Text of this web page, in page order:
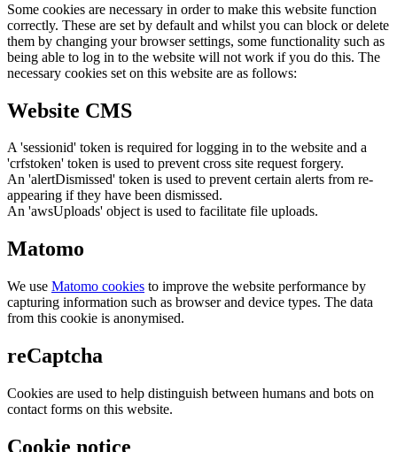
Some cookies are necessary in order to make this website function
correctly. These are set by default and whilst you can block or delete
them by changing your browser settings, some functionality such as
being able to log in to the website will not work if you do this. The
necessary cookies set on this website are as follows:
Website CMS
A 'sessionid' token is required for logging in to the website and a
'crfstoken' token is used to prevent cross site request forgery.
An 'alertDismissed' token is used to prevent certain alerts from re-
appearing if they have been dismissed.
An 'awsUploads' object is used to facilitate file uploads.
Matomo
We use Matomo cookies to improve the website performance by
capturing information such as browser and device types. The data
from this cookie is anonymised.
reCaptcha
Cookies are used to help distinguish between humans and bots on
contact forms on this website.
Cookie notice